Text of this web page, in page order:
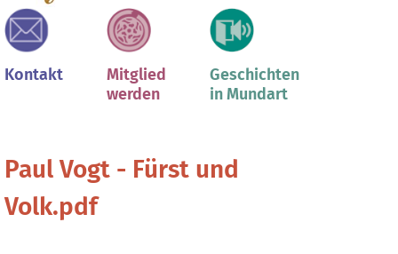
Kontakt
Mitglied
werden
Geschichten
in Mundart
Paul Vogt - Fürst und
Volk.pdf